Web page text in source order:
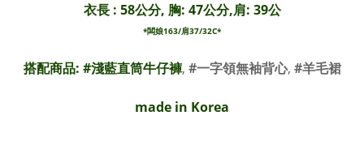
衣長 : 58公分, 胸: 47公分,肩: 39公
*闆娘163/肩37/32C*
搭配商品: #淺藍直筒牛仔褲, #一字領無袖背心, #羊毛裙
made in Korea